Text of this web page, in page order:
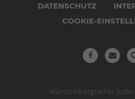
DATENSCHUTZ
COOKIE-
Württembergischer Judo-